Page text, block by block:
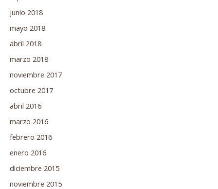
junio 2018
mayo 2018
abril 2018
marzo 2018
noviembre 2017
octubre 2017
abril 2016
marzo 2016
febrero 2016
enero 2016
diciembre 2015
noviembre 2015